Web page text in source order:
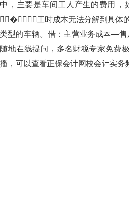
中，主要是车间工人产生的费用，如
⒁�，工时成本无法分解到具体的
类型的车辆。借：主营业务成本—
随地在线提问，多名财税专家免费极速答
播，可以查看正保会计网校会计实务